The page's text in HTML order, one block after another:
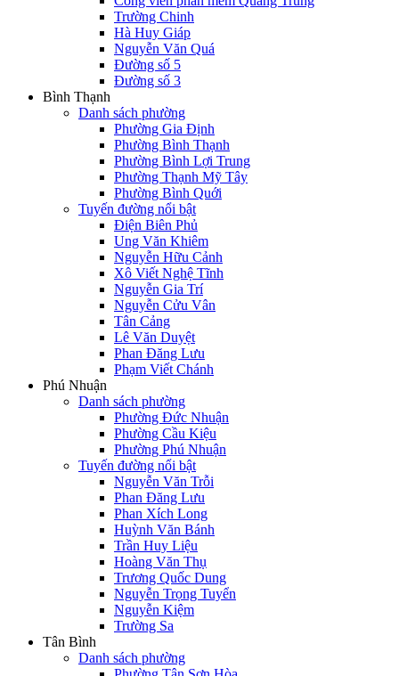
Trường Chinh
Hà Huy Giáp
Nguyễn Văn Quá
Đường số 5
Đường số 3
Bình Thạnh
Danh sách phường
Phường Gia Định
Phường Bình Thạnh
Phường Bình Lợi Trung
Phường Thạnh Mỹ Tây
Phường Bình Quới
Tuyến đường nổi bật
Điện Biên Phủ
Ung Văn Khiêm
Nguyễn Hữu Cảnh
Xô Viết Nghệ Tĩnh
Nguyễn Gia Trí
Nguyễn Cửu Vân
Tân Cảng
Lê Văn Duyệt
Phan Đăng Lưu
Phạm Viết Chánh
Phú Nhuận
Danh sách phường
Phường Đức Nhuận
Phường Cầu Kiệu
Phường Phú Nhuận
Tuyến đường nổi bật
Nguyễn Văn Trỗi
Phan Đăng Lưu
Phan Xích Long
Huỳnh Văn Bánh
Trần Huy Liệu
Hoàng Văn Thụ
Trương Quốc Dung
Nguyễn Trọng Tuyển
Nguyễn Kiệm
Trường Sa
Tân Bình
Danh sách phường